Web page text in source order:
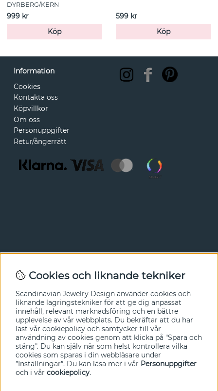
DYRBERG/KERN
999 kr
Köp
599 kr
Köp
Information
Cookies
Kontakta oss
Köpvillkor
Om oss
Personuppgifter
Retur/ångerrätt
Nyhetsbrev
erbjudanden före alla andra. Registrera dig här nedan.
Ja tack!
Cookies och liknande tekniker
Scandinavian Jewelry Design använder cookies och
liknande lagringstekniker för att ge dig anpassat
innehåll, relevant marknadsföring och en bättre
upplevelse av vår webbplats. Du bekräftar att du har
läst vår cookiepolicy och samtycker till vår
användning av cookies genom att klicka på "Spara och
stäng". Du kan själv när som helst kontrollera vilka
cookies som sparas i din webbläsare under
”Inställningar”. Du kan läsa mer i vår Personuppgifter
och i vår cookiepolicy.